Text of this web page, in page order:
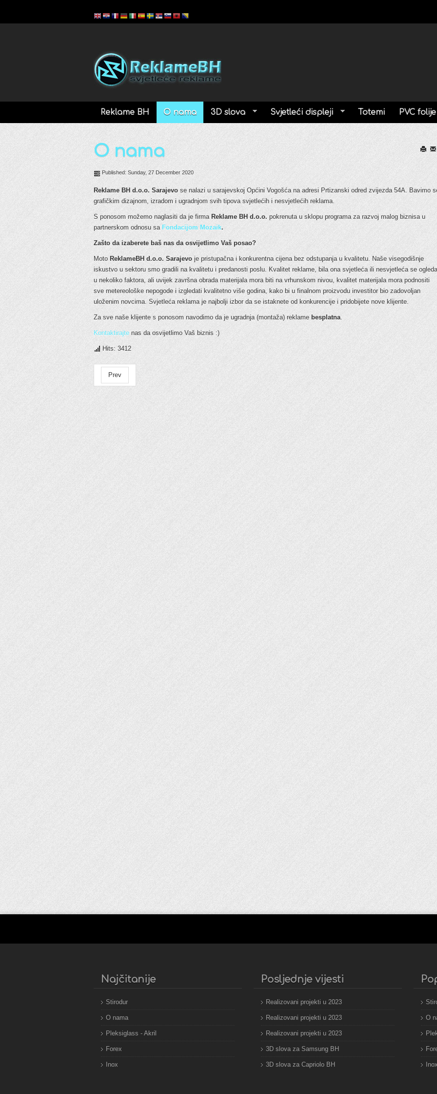
Reklame BH O nama 3D slova Svjetleći displeji Totemi PVC folije
O nama
Published: Sunday, 27 December 2020
Reklame BH d.o.o. Sarajevo se nalazi u sarajevskoj Općini Vogošća na adresi Prtizanski odred zvijezda 54A. Bavimo
grafičkim dizajnom, izradom i ugradnjom svih tipova svjetlećih i nesvjetlećih reklama.
S ponosom možemo naglasiti da je firma Reklame BH d.o.o. pokrenuta u sklopu programa za razvoj malog biznisa u
partnerskom odnosu sa Fondacijom Mozaik.
Zašto da izaberete baš nas da osvijetlimo Vaš posao?
Moto ReklameBH d.o.o. Sarajevo je pristupačna i konkurentna cijena bez odstupanja u kvalitetu. Naše visegodišnje
iskustvo u sektoru smo gradili na kvalitetu i predanosti poslu. Kvalitet reklame, bila ona svjetleća ili nesvjetleća se ogleda
u nekoliko faktora, ali uvijek završna obrada materijala mora biti na vrhunskom nivou, kvalitet materijala mora podnositi
sve metereološke nepogode i izgledati kvalitetno više godina, kako bi u finalnom proizvodu investitor bio zadovoljan
uloženim novcima. Svjetleća reklama je najbolji izbor da se istaknete od konkurencije i pridobijete nove klijente.
Za sve naše klijente s ponosom navodimo da je ugradnja (montaža) reklame besplatna.
Kontaktirajte nas da osvijetlimo Vaš biznis :)
Hits: 3412
Prev
Najčitanije
Stirodur
O nama
Pleksiglass - Akril
Forex
Inox
Posljednje vijesti
Realizovani projekti u 2023
Realizovani projekti u 2023
Realizovani projekti u 2023
3D slova za Samsung BH
3D slova za Capriolo BH
O